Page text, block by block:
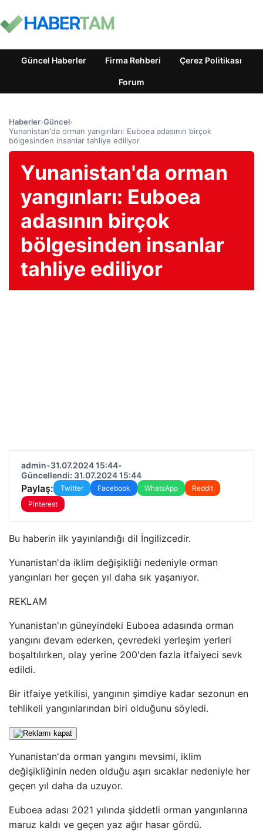
Güncel Haberler Firma Rehberi Çerez Politikası
Forum
Haberler›Güncel›
Yunanistan'da orman yangınları: Euboea adasının birçok
bölgesinden insanlar tahliye ediliyor
Yunanistan'da orman
yangınları: Euboea
adasının birçok
bölgesinden insanlar
tahliye ediliyor
admin•31.07.2024 15:44•
Güncellendi: 31.07.2024 15:44
Paylaş: Twitter Facebook WhatsApp
Reddit
Pinterest
Bu haberin ilk yayınlandığı dil İngilizcedir.
Yunanistan'da iklim değişikliği nedeniyle orman
yangınları her geçen yıl daha sık yaşanıyor.
REKLAM
Yunanistan'ın güneyindeki Euboea adasında orman
yangını devam ederken, çevredeki yerleşim yerleri
boşaltılırken, olay yerine 200'den fazla itfaiyeci sevk
edildi.
Bir itfaiye yetkilisi, yangının şimdiye kadar sezonun en
tehlikeli yangınlarından biri olduğunu söyledi.
Yunanistan'da orman yangını mevsimi, iklim
değişikliğinin neden olduğu aşırı sıcaklar nedeniyle her
geçen yıl daha da uzuyor.
Euboea adası 2021 yılında şiddetli orman yangınlarına
maruz kaldı ve geçen yaz ağır hasar gördü.